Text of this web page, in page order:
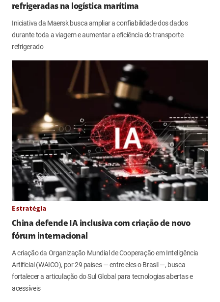
refrigeradas na logística marítima
Iniciativa da Maersk busca ampliar a confiabilidade dos dados
durante toda a viagem e aumentar a eficiência do transporte
refrigerado
Estratégia
China defende IA inclusiva com criação de novo
fórum internacional
A criação da Organização Mundial de Cooperação em Inteligência
Artificial (WAICO), por 29 países — entre eles o Brasil —, busca
fortalecer a articulação do Sul Global para tecnologias abertas e
acessíveis